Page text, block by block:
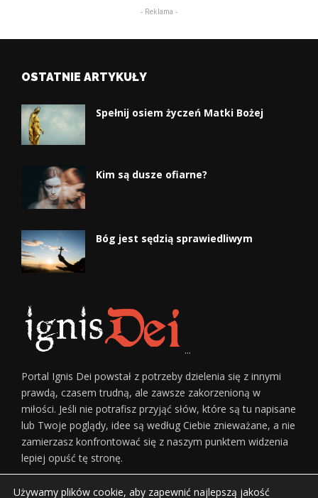
- Reklama -
OSTATNIE ARTYKUŁY
Spełnij osiem życzeń Matki Bożej
Kim są dusze ofiarne?
Bóg jest sędzią sprawiedliwym
...
Portal Ignis Dei powstał z potrzeby dzielenia się z innymi
prawdą, czasem trudną, ale zawsze zakorzenioną w
miłości. Jeśli nie potrafisz przyjąć słów, które są tu napisane
lub Twoje poglądy, idee są według Ciebie znieważane, a nie
zamierzasz konfrontować się z naszym punktem widzenia
lepiej opuść tę stronę.
Używamy plików cookie, aby zapewnić najlepszą jakość